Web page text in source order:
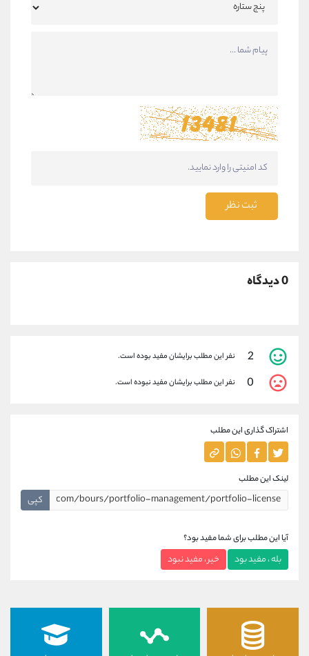
ثبت نظر
0 دیدگاه
2 نفر این مطلب برایشان مفید بوده است.
0 نفر این مطلب برایشان مفید نبوده است.
اشتراک گذاری این مطلب
لینک این مطلب
کپی
آیا این مطلب برای شما مفید بود؟
بله ، مفید بود خیر ، مفید نبود